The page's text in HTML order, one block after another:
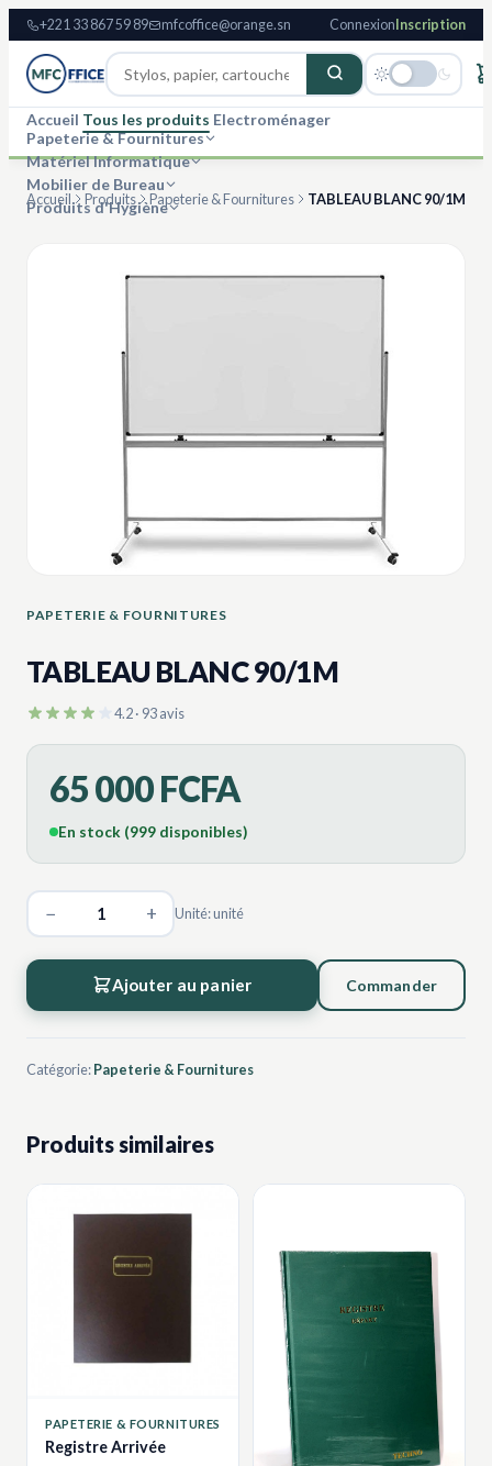
+221 33 867 59 89 mfcoffice@orange.sn Connexion Inscription
Accueil Tous les produits Electroménager
Papeterie & Fournitures
Matériel Informatique
Mobilier de Bureau
Produits d'Hygiène
Accueil Produits Papeterie & Fournitures TABLEAU BLANC 90/1M
PAPETERIE & FOURNITURES
TABLEAU BLANC 90/1M
4.2 · 93 avis
65 000 FCFA
En stock (999 disponibles)
− + Unité: unité
Ajouter au panier Commander
Catégorie:Papeterie & Fournitures
Produits similaires
PAPETERIE & FOURNITURES
Registre Arrivée